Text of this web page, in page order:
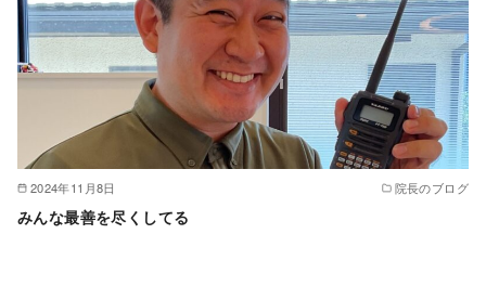
2024年11月8日 院長のブログ
みんな最善を尽くしてる